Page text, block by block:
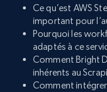
Ce qu’est AWS
important pour
Pourquoi les
adaptés à ce
Comment Bright
inhérents au
Comment